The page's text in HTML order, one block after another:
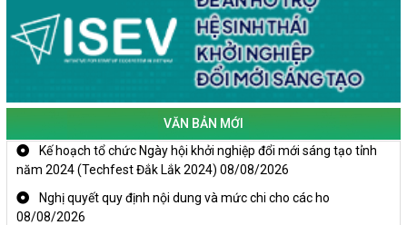
VĂN BẢN MỚI
Kế hoạch tổ chức Ngày hội khởi nghiệp đổi mới sáng tạo tỉnh
năm 2024 (Techfest Đắk Lắk 2024) 08/08/2026
Nghị quyết quy định nội dung và mức chi cho các ho
08/08/2026